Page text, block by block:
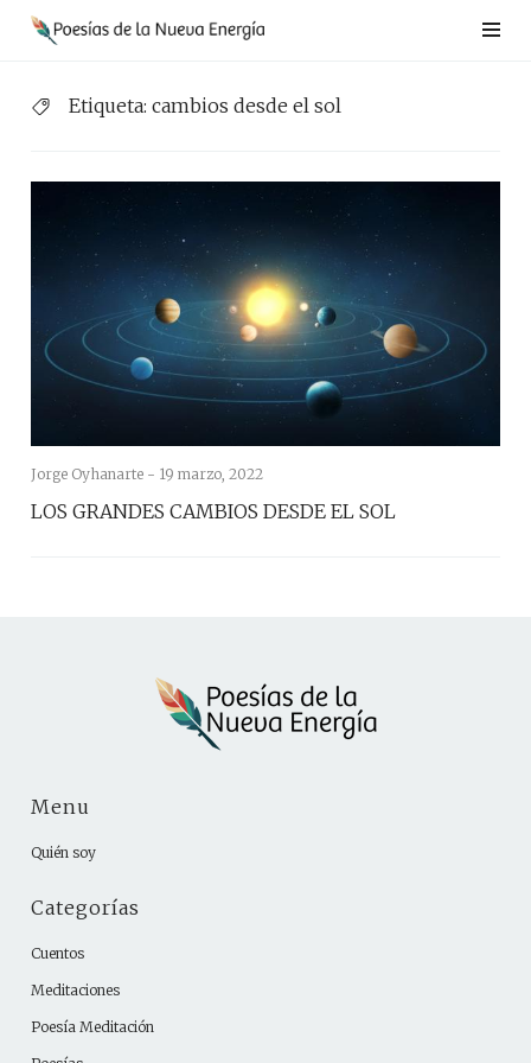
Saltar
Etiqueta: cambios desde el sol
Jorge Oyhanarte - 19 marzo, 2022
LOS GRANDES CAMBIOS DESDE EL SOL
Menu
Quién soy
Categorías
Cuentos
Meditaciones
Poesía Meditación